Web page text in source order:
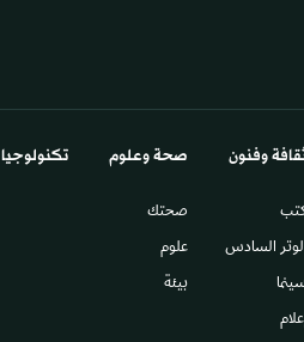
وفنون
السادس​
صحة وعلوم
صحتك
علوم
بيئة
تكنولوجيا